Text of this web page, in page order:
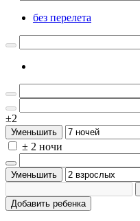
без перелета
±2
Уменьшить
± 2 ночи
Уменьшить
Добавить ребенка